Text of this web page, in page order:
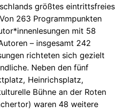
größtes eintrittsfreies
263 Programmpunkten
mit 58
– insgesamt 242
richteten sich gezielt
Neben den fünf
Heinrichsplatz,
Bühne an der Roten
waren 48 weitere